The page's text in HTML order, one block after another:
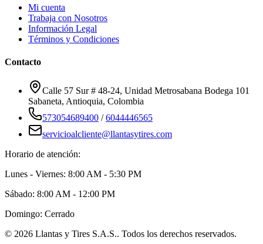
Mi cuenta
Trabaja con Nosotros
Información Legal
Términos y Condiciones
Contacto
Calle 57 Sur # 48-24, Unidad Metrosabana Bodega 101
Sabaneta, Antioquia, Colombia
573054689400 /6044446565
servicioalcliente@llantasytires.com
Horario de atención:
Lunes - Viernes: 8:00 AM - 5:30 PM
Sábado: 8:00 AM - 12:00 PM
Domingo: Cerrado
© 2026 Llantas y Tires S.A.S.. Todos los derechos reservados.